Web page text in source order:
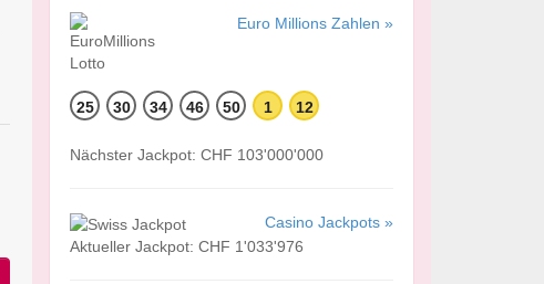
Euro Millions Zahlen »
25 30 34 46 50 1 12
Nächster Jackpot: CHF 103'000'000
Casino Jackpots »
Aktueller Jackpot: CHF 1'033'976